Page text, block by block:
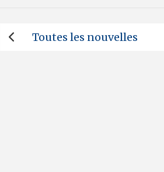
Toutes les nouvelles